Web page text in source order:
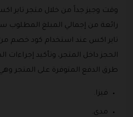
وقت وجيز جداً من خلال متجر تاير
رائعة من إجمالي المبلغ
تاير اكس عند استخدام كود خصم
الحجز داخل المتجر، وتأكيد إجراءات
طرق الدفع المتوفرة على المتجر
فيزا.
مدى.